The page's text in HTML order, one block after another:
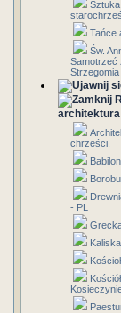
Sztuka
Tańce
Św.
Samotrzeć
Strzegomia
architektura
chrześci.
Babilon
- PL